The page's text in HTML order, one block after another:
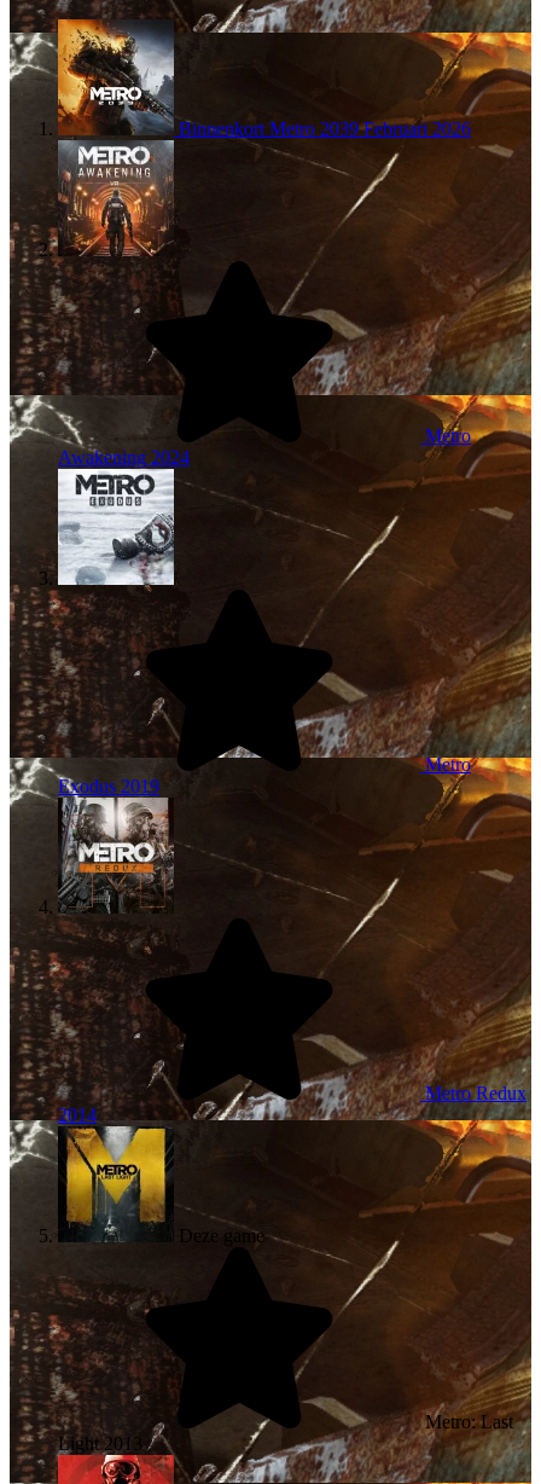
Binnenkort Metro 2039Februari 2026
Metro
Awakening 2024
Metro
Exodus 2019
Metro Redux
2014
Deze game
Metro: Last
Light2013